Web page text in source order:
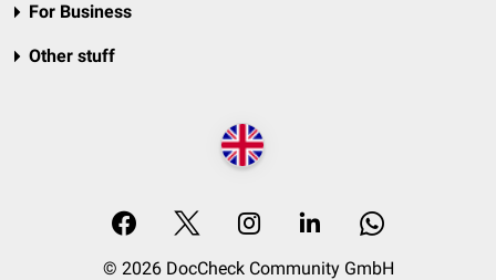
For Business
Other stuff
© 2026 DocCheck Community GmbH